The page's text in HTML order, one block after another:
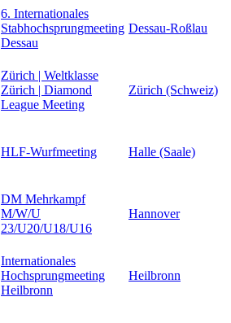
6. Internationales
Stabhochsprungmeeting
Dessau
Dessau-Roßlau
Zürich | Weltklasse
Zürich | Diamond
League Meeting
Zürich (Schweiz)
HLF-Wurfmeeting Halle (Saale)
DM Mehrkampf
M/W/U
23/U20/U18/U16
Hannover
Internationales
Hochsprungmeeting
Heilbronn
Heilbronn